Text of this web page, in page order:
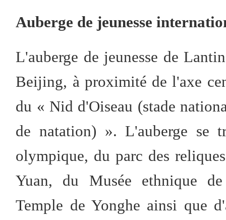
Auberge de jeunesse
L'auberge de jeunesse de
Beijing, à proximité de l'axe
du « Nid d'Oiseau (stade
de natation) ». L'auberge se
olympique, du parc des
Yuan, du Musée ethnique
Temple de Yonghe ainsi que